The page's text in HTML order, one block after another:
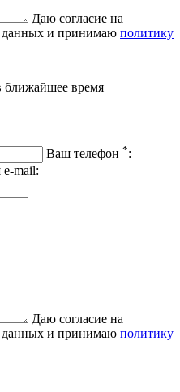
Даю согласие на
данных и принимаю политику
ближайшее время
Ваш телефон *:
mail:
Даю согласие на
данных и принимаю политику